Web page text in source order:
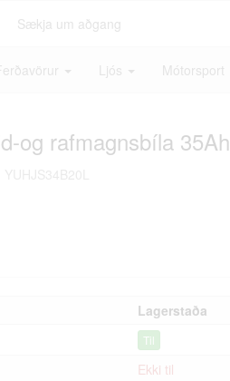
Sækja um aðgang
Ljós Mótorsport
og rafmagnsbíla 35Ah
Lagerstaða
Til
Ekki til